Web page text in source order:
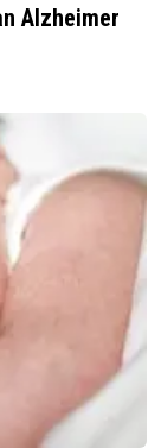
Alzheimer